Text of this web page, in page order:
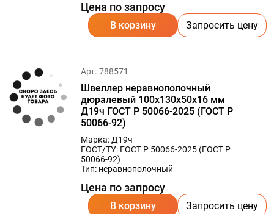
Цена по запросу
В корзину Запросить цену
Арт. 788571
Швеллер неравнополочный
дюралевый 100х130х50х16 мм
Д19ч ГОСТ Р 50066-2025 (ГОСТ Р
50066-92)
Марка: Д19ч
ГОСТ/ТУ: ГОСТ Р 50066-2025 (ГОСТ Р
50066-92)
Тип: неравнополочный
Цена по запросу
В корзину Запросить цену